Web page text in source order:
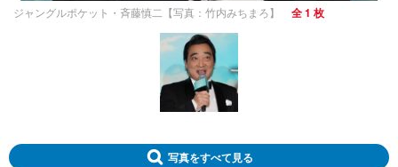
ジャングルポケット・斉藤慎二【写真：竹内みちまろ】 全 1 枚
写真をすべて見る